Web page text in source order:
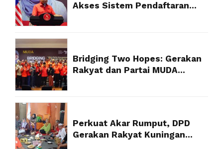
Akses Sistem Pendaftaran
Bridging Two Hopes: Gerakan
Rakyat dan Partai MUDA
Perkuat Akar Rumput, DPD
Gerakan Rakyat Kuningan